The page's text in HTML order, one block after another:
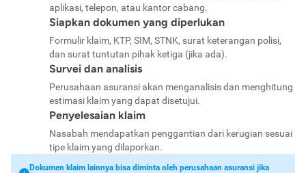
aplikasi, telepon, atau kantor cabang.
Siapkan dokumen yang diperlukan
Formulir klaim, KTP, SIM, STNK, surat keterangan polisi,
dan surat tuntutan pihak ketiga (jika ada).
Survei dan analisis
Perusahaan asuransi akan menganalisis dan menghitung
estimasi klaim yang dapat disetujui.
Penyelesaian klaim
Nasabah mendapatkan penggantian dari kerugian sesuai
tipe klaim yang dilaporkan.
Dokumen klaim lainnya bisa diminta oleh perusahaan asuransi jika